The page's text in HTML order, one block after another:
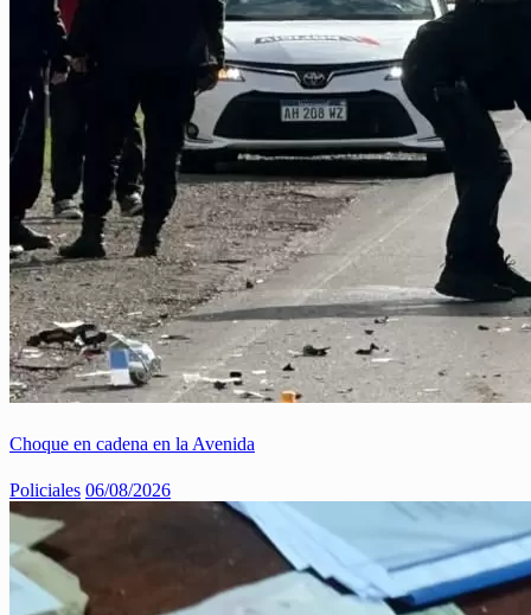
Choque en cadena en la Avenida
Policiales 06/08/2026